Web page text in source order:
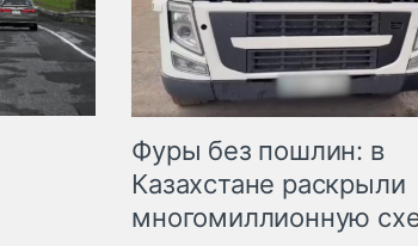
Фуры без пошлин: в
Казахстане раскрыли
многомиллионную